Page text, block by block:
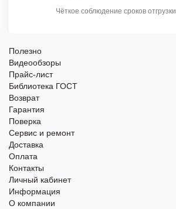
Чёткое соблюдение сроков отгрузки
Полезно
Видеообзоры
Прайс-лист
Библиотека ГОСТ
Возврат
Гарантия
Поверка
Сервис и ремонт
Доставка
Оплата
Контакты
Личный кабинет
Информация
О компании